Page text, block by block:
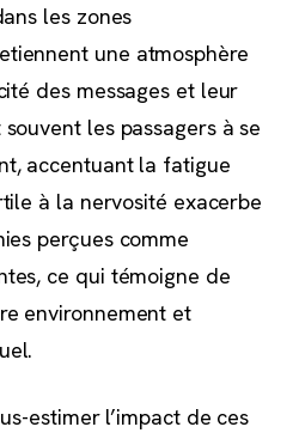
les zones
une atmosphère
des messages et leur
les passagers à se
accentuant la fatigue
à la nervosité exacerbe
perçues comme
ce qui témoigne de
environnement et
estimer l’impact de ces